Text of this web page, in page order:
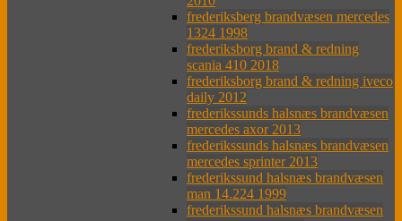
frederiksberg brandvæsen mercedes
1324 1998
frederiksborg brand & redning
scania 410 2018
frederiksborg brand & redning iveco
daily 2012
frederikssunds halsnæs brandvæsen
mercedes axor 2013
frederikssunds halsnæs brandvæsen
mercedes sprinter 2013
frederikssund halsnæs brandvæsen
man 14.224 1999
frederikssund halsnæs brandvæsen